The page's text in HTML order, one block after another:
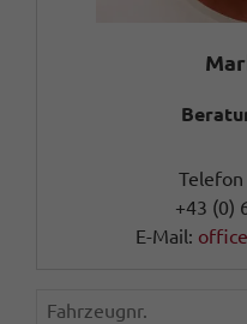
Telefon
+43 (0)
E-Mail:
Fahrzeugnr.